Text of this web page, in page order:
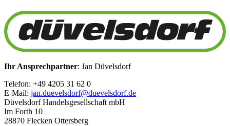
Ihr Ansprechpartner: Jan Düvelsdorf
Telefon: +49 4205 31 62 0
E-Mail: jan.duevelsdorf@duevelsdorf.de
Düvelsdorf Handelsgesellschaft mbH
Im Forth 10
28870 Flecken Ottersberg